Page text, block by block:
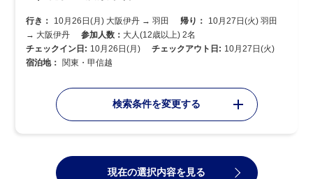
行き： 10月26日(月) 大阪伊丹 → 羽田 帰り：
10月27日(火) 羽田
→ 大阪伊丹
参加人数： 大人(12歳以上) 2名
チェックイン日: 10月26日(月) チェックアウト日: 10月27日(火)
宿泊地：
関東・甲信越
検索条件を変更する
現在の選択内容を見る